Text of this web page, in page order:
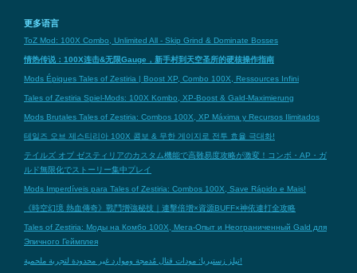
更多语言
ToZ Mod: 100X Combo, Unlimited All - Skip Grind & Dominate Bosses
情热传说：100X连击&无限Gauge，新手村到天空圣所的硬核操作指南
Mods Épiques Tales of Zestiria | Boost XP, Combo 100X, Ressources Infini
Tales of Zestiria Spiel-Mods: 100X Kombo, XP-Boost & Gald-Maximierung
Mods Brutales Tales of Zestiria: Combos 100X, XP Máxima y Recursos Ilimitados
테일즈 오브 제스티리아 100X 콤보 & 무한 게이지로 전투 효율 극대화!
テイルズ オブ ゼスティリアのカスタム機能で高難易度攻略が激変！コンボ・AP・ガ
ルド無限化でストーリー集中プレイ
Mods Imperdíveis para Tales of Zestiria: Combos 100X, Save Rápido e Mais!
《時空幻境 熱血傳奇》戰鬥增強秘技｜連擊倍增×資源BUFF×神依連打全攻略
Tales of Zestiria: Моды на Комбо 100X, Мега-Опыт и Неограниченный Gald для
Эпичного Геймплея
تيلز زستيريا: مودات قتال مُدمجة وموارد غير محدودة لتجربة ملحمية!